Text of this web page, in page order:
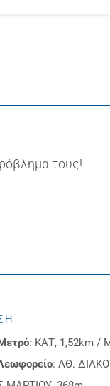
τους!
Μετρό: ΚΑΤ, 1,52km /
: ΑΘ.